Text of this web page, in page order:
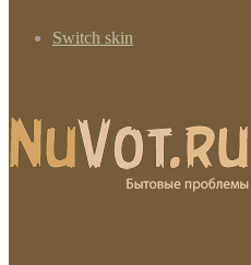
Switch skin